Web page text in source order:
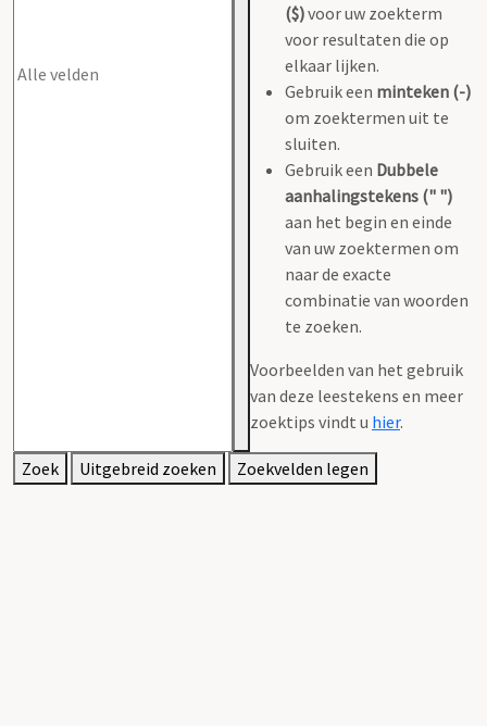
($)voor uw zoekterm
voor resultaten die op
elkaar lijken.
Gebruik een minteken (-)
om zoektermen uit te
sluiten.
Gebruik een Dubbele
aanhalingstekens (" ")
aan het begin en einde
van uw zoektermen om
naar de exacte
combinatie van woorden
te zoeken.
Voorbeelden van het gebruik
van deze leestekens en meer
zoektips vindt u hier.
Zoek Uitgebreid zoeken Zoekvelden legen